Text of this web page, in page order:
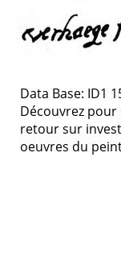
Data Base: ID1
Découvrez
retour sur
oeuvres du